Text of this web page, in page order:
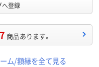
へ登録
7 商品あります。
ム/額縁を全て見る